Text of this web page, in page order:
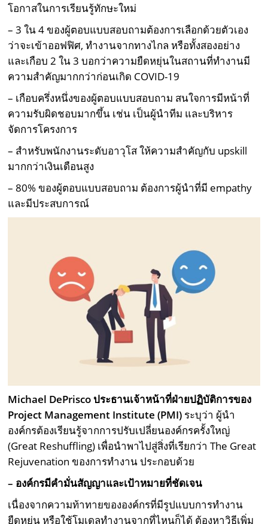
โอกาสในการเรียนรู้ทักษะใหม่
– 3 ใน 4 ของผู้ตอบแบบสอบถามต้องการเลือกด้วยตัวเอง
ว่าจะเข้าออฟฟิศ, ทำงานจากทางไกล หรือทั้งสองอย่าง
และเกือบ 2 ใน 3 บอกว่าความยืดหยุ่นในสถานที่ทำงานมี
ความสำคัญมากกว่าก่อนเกิด COVID-19
– เกือบครึ่งหนึ่งของผู้ตอบแบบสอบถาม สนใจการมีหน้าที่
ความรับผิดชอบมากขึ้น เช่น เป็นผู้นำทีม และบริหาร
จัดการโครงการ
– สำหรับพนักงานระดับอาวุโส ให้ความสำคัญกับ upskill
มากกว่าเงินเดือนสูง
– 80% ของผู้ตอบแบบสอบถาม ต้องการผู้นำที่มี empathy
และมีประสบการณ์
Michael DePriscoประธานเจ้าหน้าที่ฝ่ายปฏิบัติการของ
Project Management Institute (PMI) ระบุว่า ผู้นำ
องค์กรต้องเรียนรู้จากการปรับเปลี่ยนองค์กรครั้งใหญ่
(Great Reshuffling) เพื่อนำพาไปสู่สิ่งที่เรียกว่า The Great
Rejuvenation ของการทำงาน ประกอบด้วย
– องค์กรมีคำมั่นสัญญาและเป้าหมายที่ชัดเจน
เนื่องจากความท้าทายขององค์กรที่มีรูปแบบการทำงาน
ยืดหยุ่น หรือใช้โมเดลทำงานจากที่ไหนก็ได้ ต้องหาวิธีเพิ่ม